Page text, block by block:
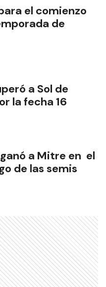
el comienzo
de
a Sol de
la fecha 16
a Mitre en el
de las semis